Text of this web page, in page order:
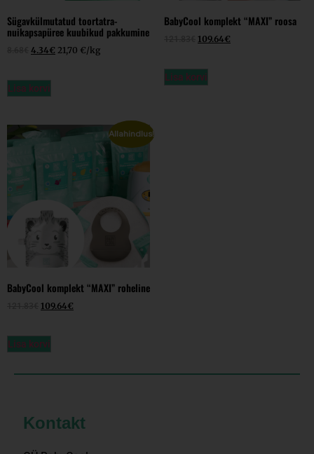
Sügavkülmutatud toortatra-
nuikapsapüree kuubikud pakkumine
4.34€ 21,70 €/kg
Lisa korvi
BabyCool komplekt “MAXI” roosa
109.64€
Lisa korvi
Allahindlus!
BabyCool komplekt “MAXI” roheline
109.64€
Lisa korvi
Kontakt